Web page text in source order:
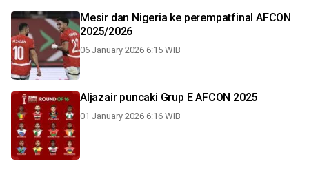
Mesir dan Nigeria ke perempatfinal AFCON
2025/2026
06 January 2026 6:15 WIB
Aljazair puncaki Grup E AFCON 2025
01 January 2026 6:16 WIB